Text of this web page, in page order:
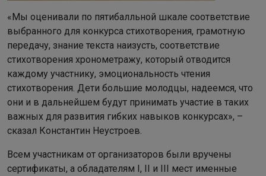
«Мы оценивали по пятибалльной шкале соответствие
выбранного для конкурса стихотворения, грамотную
передачу, знание текста наизусть, соответствие
стихотворения хронометражу, который отводится
каждому участнику, эмоциональность чтения
стихотворения. Дети большие молодцы, надеемся, что
они и в дальнейшем будут принимать участие в таких
важных для развития гибких навыков конкурсах», –
сказал Константин Неустроев.
Всем участникам от организаторов были вручены
сертификаты, а обладателям I, II и III мест именные